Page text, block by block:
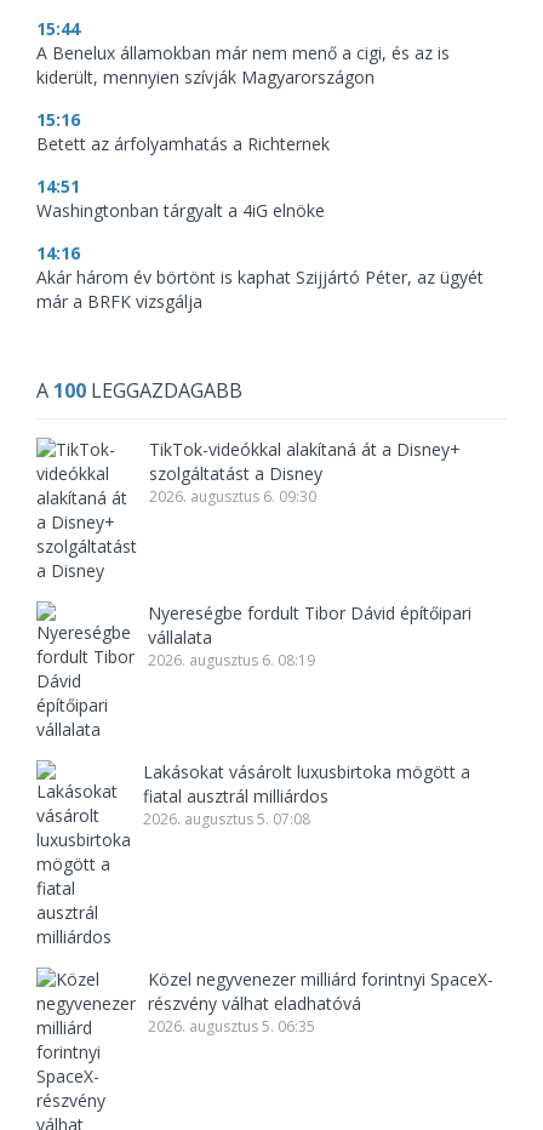
15:44
A Benelux államokban már nem menő a cigi, és az is
kiderült, mennyien szívják Magyarországon
15:16
Betett az árfolyamhatás a Richternek
14:51
Washingtonban tárgyalt a 4iG elnöke
14:16
Akár három év börtönt is kaphat Szijjártó Péter, az ügyét
már a BRFK vizsgálja
A 100 LEGGAZDAGABB
TikTok-videókkal alakítaná át a Disney+
szolgáltatást a Disney
2026. augusztus 6. 09:30
Nyereségbe fordult Tibor Dávid építőipari
vállalata
2026. augusztus 6. 08:19
Lakásokat vásárolt luxusbirtoka mögött a
fiatal ausztrál milliárdos
2026. augusztus 5. 07:08
Közel negyvenezer milliárd forintnyi SpaceX-
részvény válhat eladhatóvá
2026. augusztus 5. 06:35